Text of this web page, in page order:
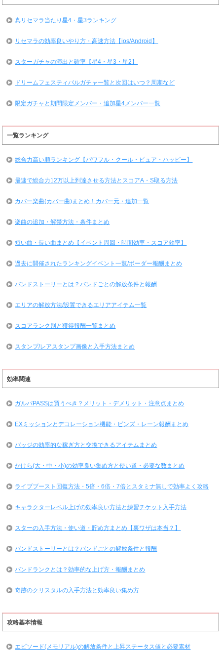
真リセマラ当たり星4・星3ランキング
リセマラの効率良いやり方・高速方法【ios/Android】
スターガチャの演出と確率【星4・星3・星2】
ドリームフェスティバルガチャ一覧と次回はいつ？周期など
限定ガチャと期間限定メンバー・追加星4メンバー一覧
一覧ランキング
総合力高い順ランキング【パワフル・クール・ピュア・ハッピー】
最速で総合力12万以上到達させる方法とスコアA・S取る方法
カバー楽曲(カバー曲)まとめ！カバー元・追加一覧
楽曲の追加・解禁方法・条件まとめ
短い曲・長い曲まとめ【イベント周回・時間効率・スコア効率】
過去に開催されたランキングイベント一覧/ボーダー報酬まとめ
バンドストーリーとは？バンドごとの解放条件と報酬
エリアの解放方法/設置できるエリアアイテム一覧
スコアランク別と獲得報酬一覧まとめ
スタンプ/レアスタンプ画像と入手方法まとめ
効率関連
ガルパPASSは買うべき？メリット・デメリット・注意点まとめ
EXミッションとデコレーション機能・ピンズ・レーン報酬まとめ
バッジの効率的な稼ぎ方と交換できるアイテムまとめ
かけら(大・中・小)の効率良い集め方と使い道・必要な数まとめ
ライブブースト回復方法・5倍・6倍・7倍とスタミナ無しで効率よく攻略
キャラクターレベル上げの効率良い方法と練習チケット入手方法
スターの入手方法・使い道・貯め方まとめ【裏ワザは本当？】
バンドストーリーとは？バンドごとの解放条件と報酬
バンドランクとは？効率的な上げ方・報酬まとめ
奇跡のクリスタルの入手方法と効率良い集め方
攻略基本情報
エピソード(メモリアル)の解放条件と上昇ステータス値と必要素材